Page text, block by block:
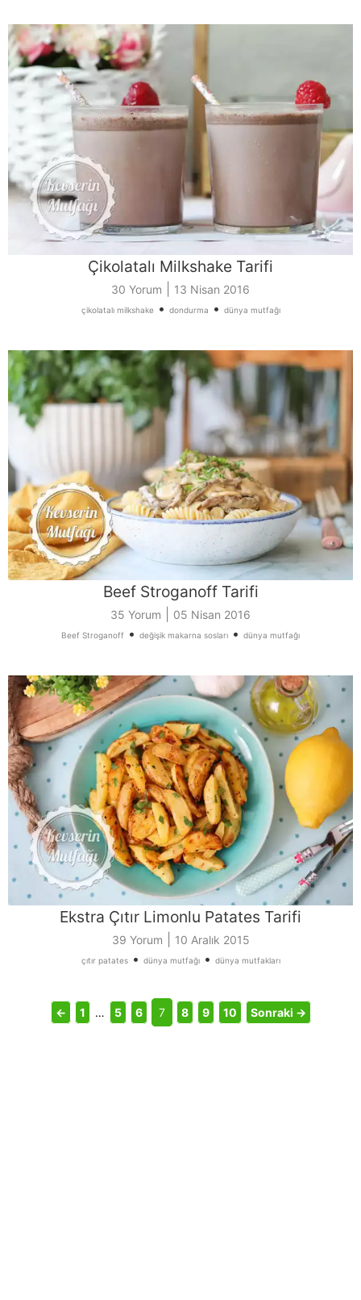
Çikolatalı Milkshake Tarifi
30 Yorum 13 Nisan 2016
çikolatalı milkshake• dondurma • dünya mutfağı
Beef Stroganoff Tarifi
35 Yorum 05 Nisan 2016
Beef Stroganoff • değişik makarna sosları • dünya mutfağı
Ekstra Çıtır Limonlu Patates Tarifi
39 Yorum 10 Aralık 2015
çıtır patates• dünya mutfağı• dünya mutfakları
← 1 … 5 6 7 8 9 10 Sonraki →